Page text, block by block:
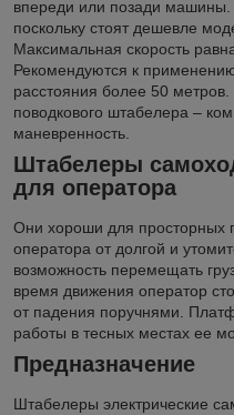
впереди или позади
поскольку стоят дешевле
Максимальная скорость
Рекомендуются к
расстояния более 50
поводкового штабелера –
маневренность.
Штабелеры
для оператора
Они хороши для просторных
оператора от долгой и
возможность перемещать
время движения оператор
от падения поручнями.
работы в тесных местах ее
Предназначение
Штабелеры электрические